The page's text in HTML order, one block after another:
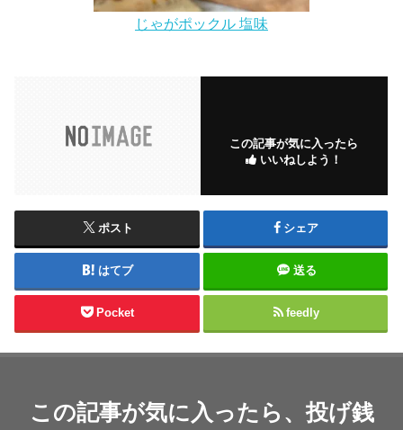
じゃがポックル 塩味
この記事が気に入ったら
いいねしよう！
ポスト シェア
はてブ 送る
Pocket feedly
この記事が気に入ったら、投げ銭